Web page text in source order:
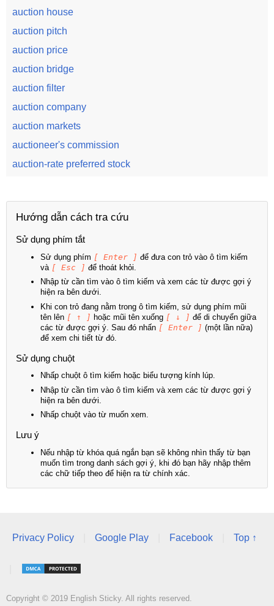
auction house
auction pitch
auction price
auction bridge
auction filter
auction company
auction markets
auctioneer's commission
auction-rate preferred stock
Hướng dẫn cách tra cứu
Sử dụng phím tắt
Sử dụng phím [ Enter ] để đưa con trỏ vào ô tìm kiếm
và [ Esc ] để thoát khỏi.
Nhập từ cần tìm vào ô tìm kiếm và xem các từ được gợi ý
hiện ra bên dưới.
Khi con trỏ đang nằm trong ô tìm kiếm, sử dụng phím mũi
tên lên [ ↑ ] hoặc mũi tên xuống [ ↓ ] để di chuyển giữa
các từ được gợi ý. Sau đó nhấn [ Enter ] (một lần nữa)
để xem chi tiết từ đó.
Sử dụng chuột
Nhấp chuột ô tìm kiếm hoặc biểu tượng kính lúp.
Nhập từ cần tìm vào ô tìm kiếm và xem các từ được gợi ý
hiện ra bên dưới.
Nhấp chuột vào từ muốn xem.
Lưu ý
Nếu nhập từ khóa quá ngắn bạn sẽ không nhìn thấy từ bạn
muốn tìm trong danh sách gợi ý, khi đó bạn hãy nhập thêm
các chữ tiếp theo để hiện ra từ chính xác.
Privacy Policy Google Play Facebook Top ↑
Copyright © 2019 English Sticky. All rights reserved.